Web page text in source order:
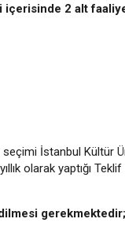
2 alt
İstanbul Kültür
olarak yaptığı Teklif
gerekmektedir;